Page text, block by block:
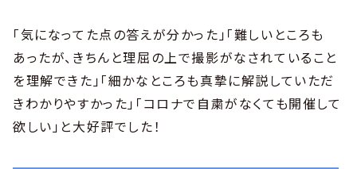
「気になってた点の答えが分かった」「難しいところも
あったが、きちんと理屈の上で撮影がなされていること
を理解できた」「細かなところも真摯に解説していただ
きわかりやすかった」「コロナで自粛がなくても開催して
欲しい」と大好評でした！